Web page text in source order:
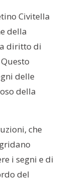
Civitella
della
diritto di
delle
della
che
i segni e di
del